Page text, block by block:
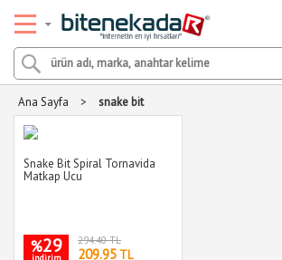
Ana Sayfa > snake bit
Snake Bit Spiral Tornavida
Matkap Ucu
%29 294.40 TL
209.95 TL